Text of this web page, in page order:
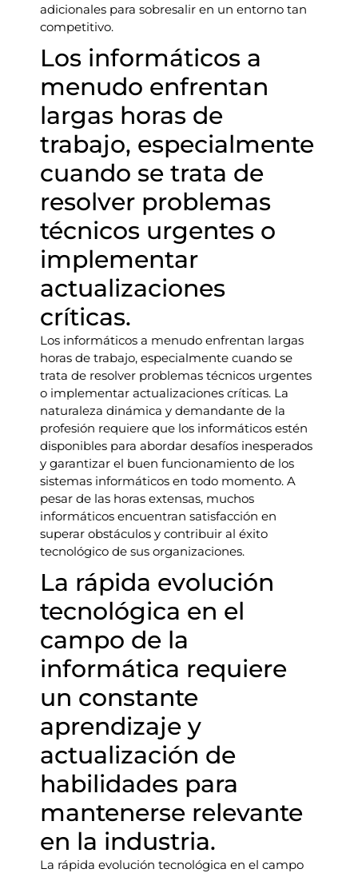
adicionales para sobresalir en un entorno tan
competitivo.
Los informáticos a
menudo enfrentan
largas horas de
trabajo, especialmente
cuando se trata de
resolver problemas
técnicos urgentes o
implementar
actualizaciones
críticas.
Los informáticos a menudo enfrentan largas
horas de trabajo, especialmente cuando se
trata de resolver problemas técnicos urgentes
o implementar actualizaciones críticas. La
naturaleza dinámica y demandante de la
profesión requiere que los informáticos estén
disponibles para abordar desafíos inesperados
y garantizar el buen funcionamiento de los
sistemas informáticos en todo momento. A
pesar de las horas extensas, muchos
informáticos encuentran satisfacción en
superar obstáculos y contribuir al éxito
tecnológico de sus organizaciones.
La rápida evolución
tecnológica en el
campo de la
informática requiere
un constante
aprendizaje y
actualización de
habilidades para
mantenerse relevante
en la industria.
La rápida evolución tecnológica en el campo